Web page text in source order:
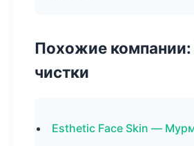
Похожие компании:
чистки
Esthetic Face Skin —